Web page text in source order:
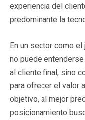
experiencia del
predominante la
En un sector como
no puede
al cliente final, sino
para ofrecer el valor
objetivo, al mejor
posicionamiento